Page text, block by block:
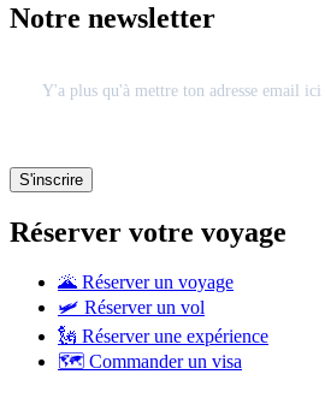
Notre newsletter
Réserver votre voyage
🌋 Réserver un voyage
🛩 Réserver un vol
🗽 Réserver une expérience
🗺 Commander un visa